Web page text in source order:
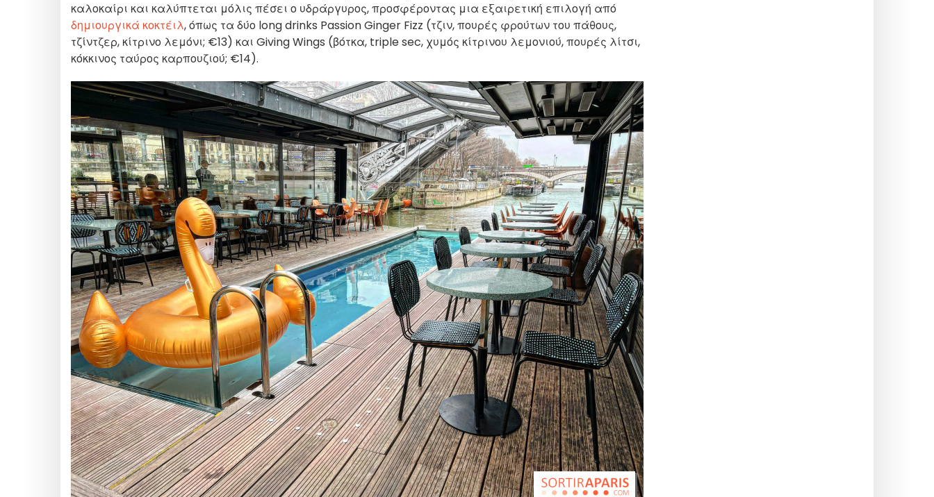
καλοκαίρι και καλύπτεται μόλις πέσει ο υδράργυρος, προσφέροντας μια εξαιρετική επιλογή από
δημιουργικά κοκτέιλ, όπως τα δύο long drinks Passion Ginger Fizz (τζιν, πουρές φρούτων του πάθους,
τζίντζερ, κίτρινο λεμόνι; €13) και Giving Wings (βότκα, triple sec, χυμός κίτρινου λεμονιού, πουρές λίτσι,
κόκκινος ταύρος καρπουζιού; €14).